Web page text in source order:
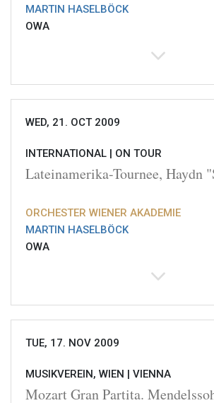
MARTIN HASELBÖCK
OWA
WED, 21. OCT 2009
INTERNATIONAL | ON TOUR
Lateinamerika-Tournee, Haydn
ORCHESTER WIENER AKADEMIE
MARTIN HASELBÖCK
OWA
TUE, 17. NOV 2009
MUSIKVEREIN, WIEN | VIENNA
Mozart Gran Partita.